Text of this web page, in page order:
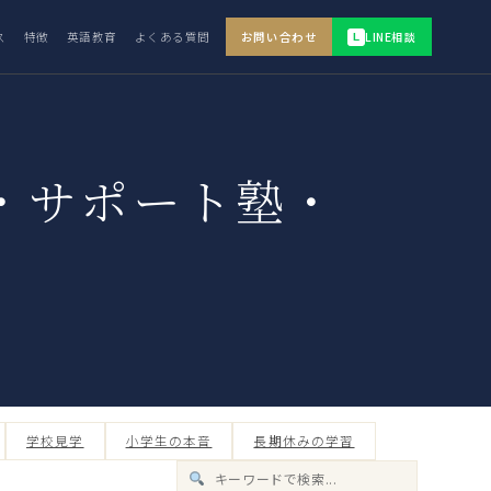
特徴 英語教育 よくある質問 お問い合わせ L LINE相談
ポート塾・
学校見学 小学生の本音 長期休みの学習